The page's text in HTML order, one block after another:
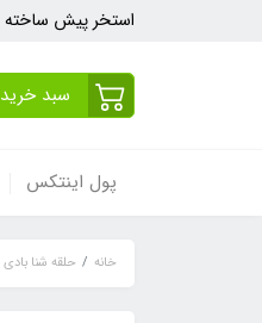
استخر پیش ساخته
سبد خرید
پول اینتکس
خانه حلقه شنا بادی